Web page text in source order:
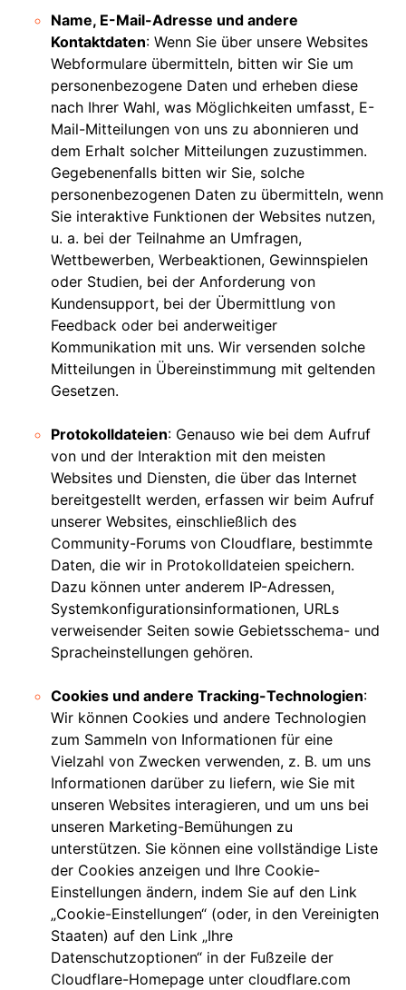
Name, E-Mail-Adresse und andere
Kontaktdaten: Wenn Sie über unsere Websites
Webformulare übermitteln, bitten wir Sie um
personenbezogene Daten und erheben diese
nach Ihrer Wahl, was Möglichkeiten umfasst, E-
Mail-Mitteilungen von uns zu abonnieren und
dem Erhalt solcher Mitteilungen zuzustimmen.
Gegebenenfalls bitten wir Sie, solche
personenbezogenen Daten zu übermitteln, wenn
Sie interaktive Funktionen der Websites nutzen,
u. a. bei der Teilnahme an Umfragen,
Wettbewerben, Werbeaktionen, Gewinnspielen
oder Studien, bei der Anforderung von
Kundensupport, bei der Übermittlung von
Feedback oder bei anderweitiger
Kommunikation mit uns. Wir versenden solche
Mitteilungen in Übereinstimmung mit geltenden
Gesetzen.
Protokolldateien: Genauso wie bei dem Aufruf
von und der Interaktion mit den meisten
Websites und Diensten, die über das Internet
bereitgestellt werden, erfassen wir beim Aufruf
unserer Websites, einschließlich des
Community-Forums von Cloudflare, bestimmte
Daten, die wir in Protokolldateien speichern.
Dazu können unter anderem IP-Adressen,
Systemkonfigurationsinformationen, URLs
verweisender Seiten sowie Gebietsschema- und
Spracheinstellungen gehören.
Cookies und andere Tracking-Technologien:
Wir können Cookies und andere Technologien
zum Sammeln von Informationen für eine
Vielzahl von Zwecken verwenden, z. B. um uns
Informationen darüber zu liefern, wie Sie mit
unseren Websites interagieren, und um uns bei
unseren Marketing-Bemühungen zu
unterstützen. Sie können eine vollständige Liste
der Cookies anzeigen und Ihre Cookie-
Einstellungen ändern, indem Sie auf den Link
„Cookie-Einstellungen“ (oder, in den Vereinigten
Staaten) auf den Link „Ihre
Datenschutzoptionen“ in der Fußzeile der
Cloudflare-Homepage unter cloudflare.com